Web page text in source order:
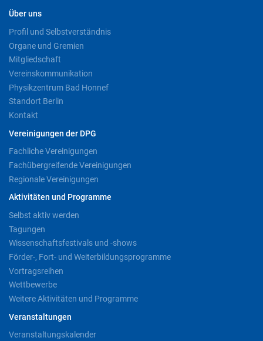
Über uns
Profil und Selbstverständnis
Organe und Gremien
Mitgliedschaft
Vereinskommunikation
Physikzentrum Bad Honnef
Standort Berlin
Kontakt
Vereinigungen der DPG
Fachliche Vereinigungen
Fachübergreifende Vereinigungen
Regionale Vereinigungen
Aktivitäten und Programme
Selbst aktiv werden
Tagungen
Wissenschaftsfestivals und -shows
Förder-, Fort- und Weiterbildungsprogramme
Vortragsreihen
Wettbewerbe
Weitere Aktivitäten und Programme
Veranstaltungen
Veranstaltungskalender